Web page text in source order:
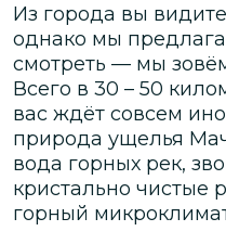
Из города вы
однако мы
смотреть — мы
Всего в 30 – 50
вас ждёт совсем
природа ущелья
вода горных рек,
кристально чистые
горный